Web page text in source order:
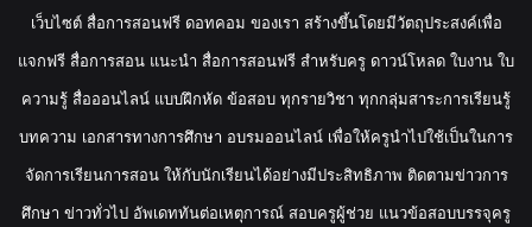
เว็บไซต์ สื่อการสอนฟรี ดอทคอม ของเรา สร้างขึ้นโดยมีวัตถุประสงค์เพื่อ
แจกฟรี สื่อการสอน แนะนำ สื่อการสอนฟรี สำหรับครู ดาวน์โหลด ใบงาน ใบ
ความรู้ สื่อออนไลน์ แบบฝึกหัด ข้อสอบ ทุกรายวิชา ทุกกลุ่มสาระการเรียนรู้
บทความ เอกสารทางการศึกษา อบรมออนไลน์ เพื่อให้ครูนำไปใช้เป็นในการ
จัดการเรียนการสอน ให้กับนักเรียนได้อย่างมีประสิทธิภาพ ติดตามข่าวการ
ศึกษา ข่าวทั่วไป อัพเดททันต่อเหตุการณ์ สอบครูผู้ช่วย แนวข้อสอบบรรจุครู